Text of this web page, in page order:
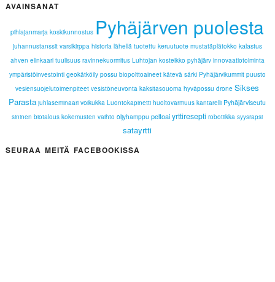
AVAINSANAT
pihlajanmarja koskikunnostus Pyhäjärven puolesta
juhannustanssit varsikirppa historia lähellä tuotettu keruutuote mustatäplätokko kalastus
ahven elinkaari tuulisuus ravinnekuormitus Luhtojan kosteikko pyhäjärv innovaatiotoiminta
ympäristöinvestointi geokätköily possu biopolttoaineet kätevä särki Pyhäjärvikummit puusto
vesiensuojelutoimenpiteet vesistöneuvonta kaksitasouoma hyväpossu drone Sikses
Parasta juhlaseminaari voikukka Luontokapinetti huoltovarmuus kantarelli Pyhäjärviseutu
sininen biotalous kokemusten vaihto öljyhamppu peltoai yrttiresepti robotiikka syysrapsi
satayrtti
SEURAA MEITÄ FACEBOOKISSA